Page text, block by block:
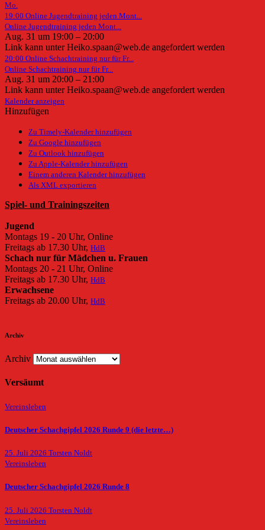
Mo.
19:00 Online Jugendtraining jeden Mont...
Online Jugendtraining jeden Mont...
Aug. 31 um 19:00 – 20:00
Link kann unter Heiko.spaan@web.de angefordert werden
20:00 Online Schachtraining nur für Fr...
Online Schachtraining nur für Fr...
Aug. 31 um 20:00 – 21:00
Link kann unter Heiko.spaan@web.de angefordert werden
Kalender anzeigen
Hinzufügen
Zu Timely-Kalender hinzufügen
Zu Google hinzufügen
Zu Outlook hinzufügen
Zu Apple-Kalender hinzufügen
Einem anderen Kalender hinzufügen
Als XML exportieren
Spiel- und Trainingszeiten
Jugend
Montags 19 - 20 Uhr, Online
Freitags ab 17.30 Uhr, HdB
Schach nur für Mädchen u. Frauen
Montags 20 - 21 Uhr, Online
Freitags ab 17.30 Uhr, HdB
Erwachsene
Freitags ab 20.00 Uhr, HdB
Archiv
Archiv
Versäumt
Vereinsleben
Deutscher Schachgipfel 2026 Runde 9 (die letzte…)
25. Juli 2026 Torsten Noldt
Vereinsleben
Deutscher Schachgipfel 2026 Runde 8
25. Juli 2026 Torsten Noldt
Vereinsleben